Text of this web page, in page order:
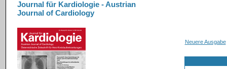
Journal für Kardiologie - Austrian
Journal of Cardiology
Neuere Ausgabe